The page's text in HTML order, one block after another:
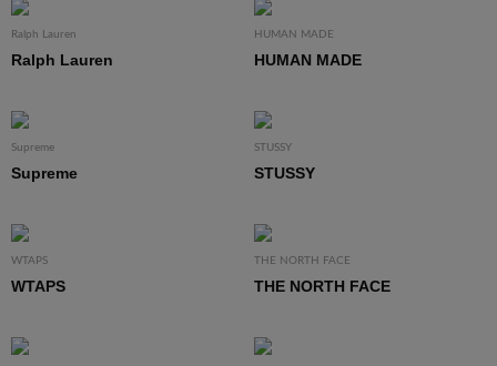
Ralph Lauren
Ralph Lauren
HUMAN MADE
HUMAN MADE
Supreme
Supreme
STUSSY
STUSSY
WTAPS
WTAPS
THE NORTH FACE
THE NORTH FACE